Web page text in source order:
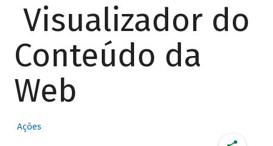
Visualizador do
Conteúdo da
Web
Ações